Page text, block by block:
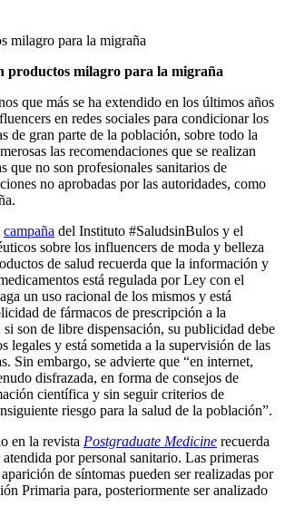
milagro para la migraña
productos milagro para la migraña
que más se ha extendido en los últimos años
en redes sociales para condicionar los
de gran parte de la población, sobre todo la
las recomendaciones que se realizan
que no son profesionales sanitarios de
no aprobadas por las autoridades, como
campaña del Instituto #SaludsinBulos y el
sobre los influencers de moda y belleza
de salud recuerda que la información y
está regulada por Ley con el
un uso racional de los mismos y está
de fármacos de prescripción a la
son de libre dispensación, su publicidad debe
legales y está sometida a la supervisión de las
Sin embargo, se advierte que “en internet,
disfrazada, en forma de consejos de
científica y sin seguir criterios de
riesgo para la salud de la población”.
en la revista Postgraduate Medicine recuerda
por personal sanitario. Las primeras
de síntomas pueden ser realizadas por
Primaria para, posteriormente ser analizado